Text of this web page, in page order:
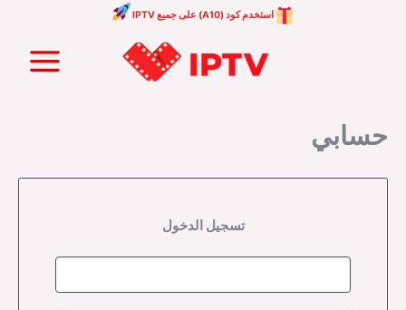
استخدم كود (A10) على جميع IPTV
Menu
حسابي
تسجيل الدخول